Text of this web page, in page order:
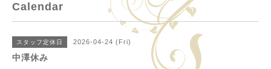
Calendar
スタッフ定休日 2026-04-24 (Fri)
中澤休み